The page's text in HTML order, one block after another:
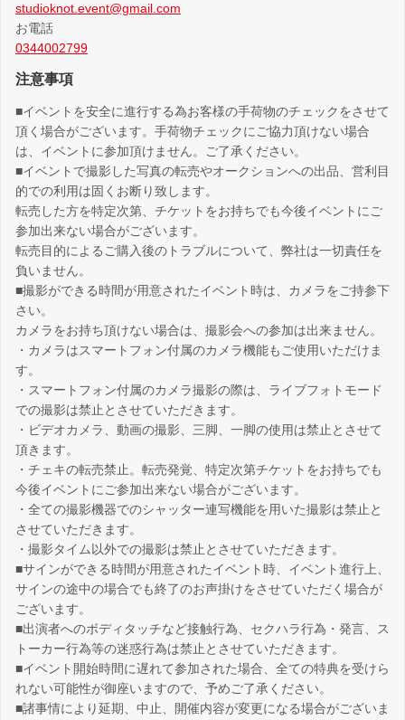
studioknot.event@gmail.com
お電話
0344002799
注意事項
■イベントを安全に進行する為お客様の手荷物のチェックをさせて
頂く場合がございます。手荷物チェックにご協力頂けない場合
は、イベントに参加頂けません。ご了承ください。
■イベントで撮影した写真の転売やオークションへの出品、営利目
的での利用は固くお断り致します。
転売した方を特定次第、チケットをお持ちでも今後イベントにご
参加出来ない場合がございます。
転売目的によるご購入後のトラブルについて、弊社は一切責任を
負いません。
■撮影ができる時間が用意されたイベント時は、カメラをご持参下
さい。
カメラをお持ち頂けない場合は、撮影会への参加は出来ません。
・カメラはスマートフォン付属のカメラ機能もご使用いただけま
す。
・スマートフォン付属のカメラ撮影の際は、ライブフォトモード
での撮影は禁止とさせていただきます。
・ビデオカメラ、動画の撮影、三脚、一脚の使用は禁止とさせて
頂きます。
・チェキの転売禁止。転売発覚、特定次第チケットをお持ちでも
今後イベントにご参加出来ない場合がございます。
・全ての撮影機器でのシャッター連写機能を用いた撮影は禁止と
させていただきます。
・撮影タイム以外での撮影は禁止とさせていただきます。
■サインができる時間が用意されたイベント時、イベント進行上、
サインの途中の場合でも終了のお声掛けをさせていただく場合が
ございます。
■出演者へのボディタッチなど接触行為、セクハラ行為・発言、ス
トーカー行為等の迷惑行為は禁止とさせていただきます。
■イベント開始時間に遅れて参加された場合、全ての特典を受けら
れない可能性が御座いますので、予めご了承ください。
■諸事情により延期、中止、開催内容が変更になる場合がございま